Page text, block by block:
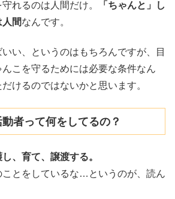
れるのは人間だけ。
「ちゃんと」し
間なんです。
い、というのはもちろんですが、目
こを守るためには必要な条件なん
けるのではないかと思います。
者って何をしてるの？
、育て、譲渡する。
ことをしているな…というのが、読ん